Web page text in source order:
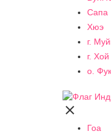
Сапа
Хюэ
г.
г.
о.

Гоа